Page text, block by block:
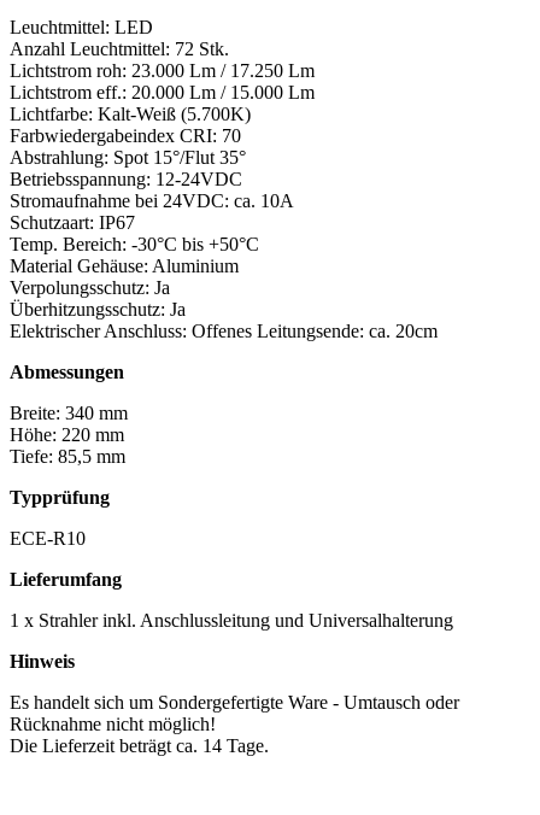
Leuchtmittel: LED
Anzahl Leuchtmittel: 72 Stk.
Lichtstrom roh: 23.000 Lm / 17.250 Lm
Lichtstrom eff.: 20.000 Lm / 15.000 Lm
Lichtfarbe: Kalt-Weiß (5.700K)
Farbwiedergabeindex CRI: 70
Abstrahlung: Spot 15°/Flut 35°
Betriebsspannung: 12-24VDC
Stromaufnahme bei 24VDC: ca. 10A
Schutzaart: IP67
Temp. Bereich: -30°C bis +50°C
Material Gehäuse: Aluminium
Verpolungsschutz: Ja
Überhitzungsschutz: Ja
Elektrischer Anschluss: Offenes Leitungsende: ca. 20cm
Abmessungen
Breite: 340 mm
Höhe: 220 mm
Tiefe: 85,5 mm
Typprüfung
ECE-R10
Lieferumfang
1 x Strahler inkl. Anschlussleitung und Universalhalterung
Hinweis
Es handelt sich um Sondergefertigte Ware - Umtausch oder
Rücknahme nicht möglich!
Die Lieferzeit beträgt ca. 14 Tage.